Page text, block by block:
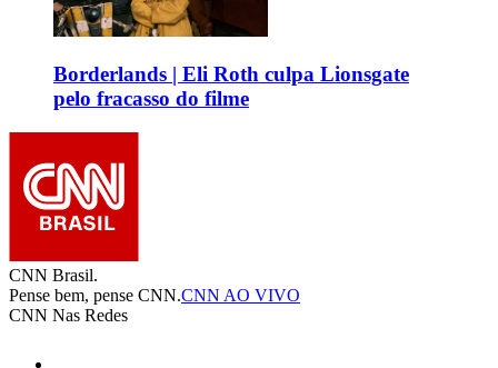
Borderlands | Eli Roth culpa Lionsgate
pelo fracasso do filme
CNN Brasil.
Pense bem, pense CNN.CNN AO VIVO
CNN Nas Redes